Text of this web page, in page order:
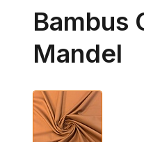
Bambus
Mandel